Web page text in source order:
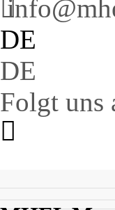
DE
DE
Folgt uns
Massivhaus
MHEL
MHEL